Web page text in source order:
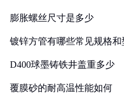
膨胀螺丝尺寸是多少
镀锌方管有哪些常见规格和
D400球墨铸铁井盖重多少
覆膜砂的耐高温性能如何